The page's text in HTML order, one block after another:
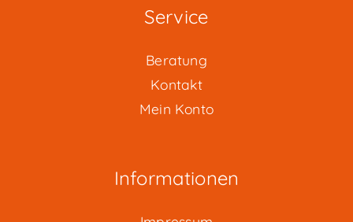
Service
Beratung
Kontakt
Mein Konto
Informationen